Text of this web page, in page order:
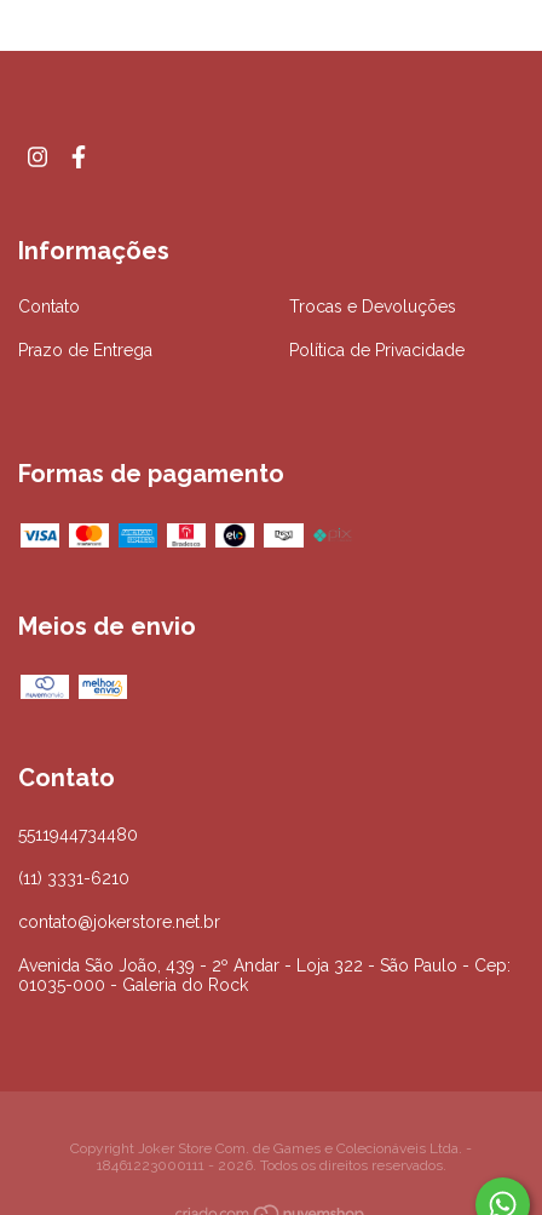
Informações
Contato Trocas e Devoluções
Prazo de Entrega Política de Privacidade
Formas de pagamento
Meios de envio
Contato
5511944734480
(11) 3331-6210
contato@jokerstore.net.br
Avenida São João, 439 - 2º Andar - Loja 322 - São Paulo - Cep:
01035-000 - Galeria do Rock
Copyright Joker Store Com. de Games e Colecionáveis Ltda. -
18461223000111 - 2026. Todos os direitos reservados.